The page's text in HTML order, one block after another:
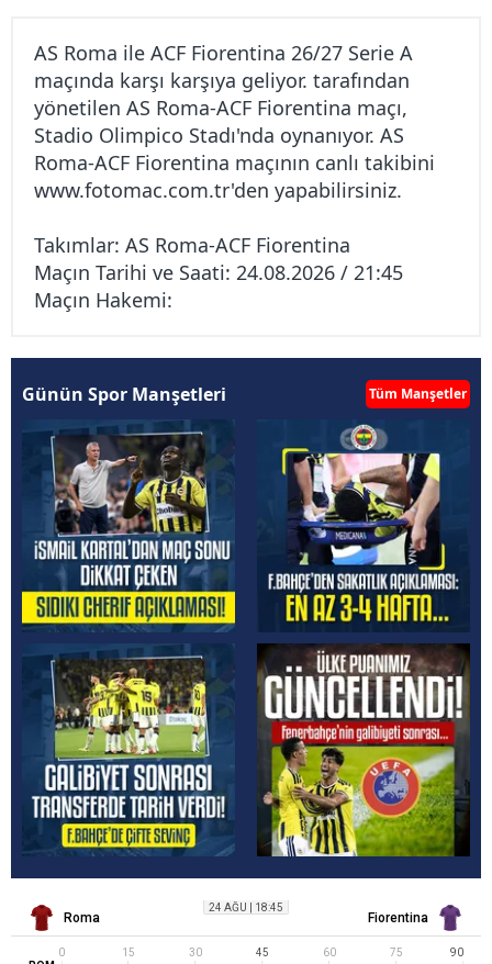
AS Roma ile ACF Fiorentina 26/27 Serie A
maçında karşı karşıya geliyor. tarafından
yönetilen AS Roma-ACF Fiorentina maçı,
Stadio Olimpico Stadı'nda oynanıyor. AS
Roma-ACF Fiorentina maçının canlı takibini
www.fotomac.com.tr'den yapabilirsiniz.
Takımlar: AS Roma-ACF Fiorentina
Maçın Tarihi ve Saati: 24.08.2026 / 21:45
Maçın Hakemi:
Günün Spor Manşetleri Tüm Manşetler
Roma
24 AĞU 18:45
Fiorentina
0 15 30 45 60 75 90